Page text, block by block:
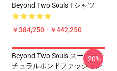
Beyond Two Souls Tシャツ
￥384,250 - ￥442,250
Beyond Two Souls スーパーナ
チュラルボンドファッション
-20%